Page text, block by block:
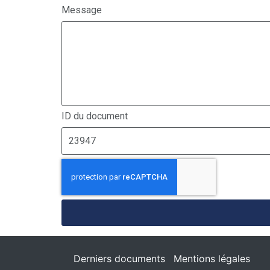
Message
ID du document
Derniers documents Mentions légales